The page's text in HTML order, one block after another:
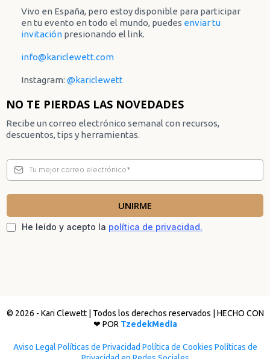
Vivo en España, pero estoy disponible para participar
en tu evento en todo el mundo, puedes enviar tu
invitación presionando el link.
info@kariclewett.com
Instagram: @kariclewett
NO TE PIERDAS LAS NOVEDADES
Recibe un correo electrónico semanal con recursos,
descuentos, tips y herramientas.
UNIRME
He leído y acepto la política de privacidad.
© 2026 - Kari Clewett | Todos los derechos reservados | HECHO CON
❤ POR TzedekMedia
Aviso Legal Políticas de Privacidad Política de Cookies Políticas de